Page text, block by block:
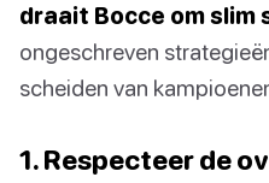
draait Bocce om slim
ongeschreven
scheiden van
1. Respecteer de